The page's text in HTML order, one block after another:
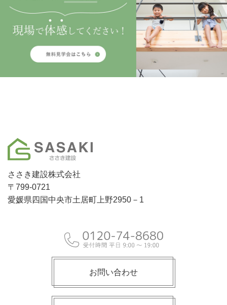
ささき建設株式会社
〒799-0721
愛媛県四国中央市土居町上野2950－1
お問い合わせ